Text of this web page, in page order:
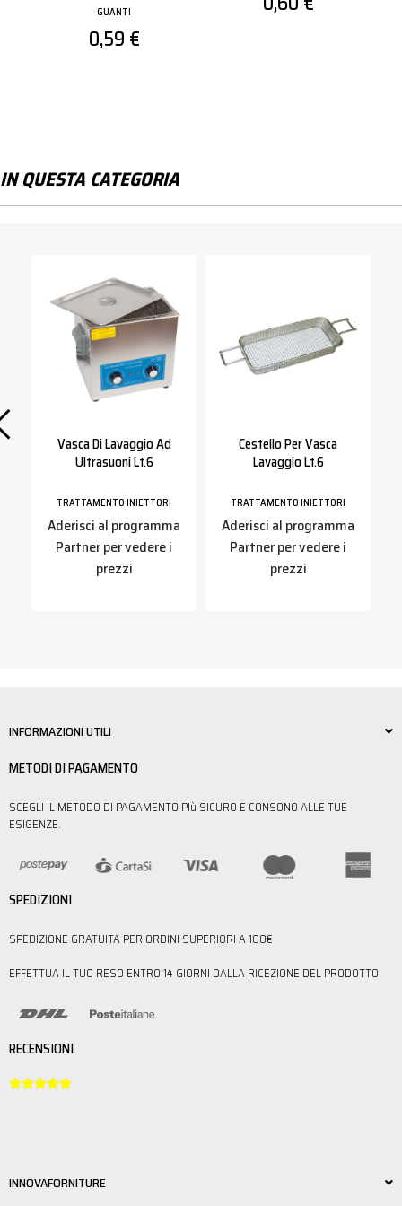
IN QUESTA CATEGORIA
Vasca Di Lavaggio Ad
Ultrasuoni Lt.6
TRATTAMENTO INIETTORI
Aderisci al programma
Partner per vedere i
prezzi
Cestello Per Vasca
Lavaggio Lt.6
TRATTAMENTO INIETTORI
Aderisci al programma
Partner per vedere i
prezzi
INFORMAZIONI UTILI
METODI DI PAGAMENTO
SCEGLI IL METODO DI PAGAMENTO PIù SICURO E CONSONO ALLE TUE
ESIGENZE.
SPEDIZIONI
SPEDIZIONE GRATUITA PER ORDINI SUPERIORI A 100€
EFFETTUA IL TUO RESO ENTRO 14 GIORNI DALLA RICEZIONE DEL PRODOTTO.
RECENSIONI

INNOVAFORNITURE